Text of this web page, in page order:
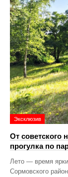
Эксклюзив
От советского
прогулка по
Лето — время
Сормовского